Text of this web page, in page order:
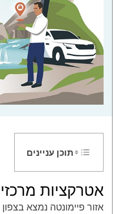
תוכן עניינים
אטרקציות
אזור פיימונטה נמצא